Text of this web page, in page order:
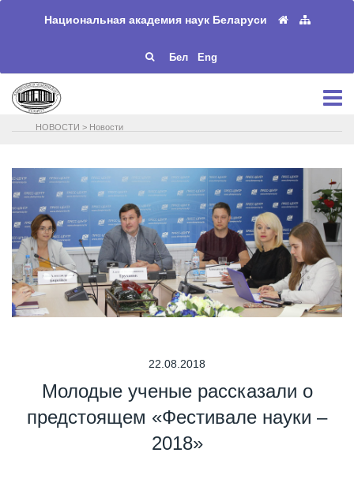
Национальная академия наук Беларуси
Бел Eng
НОВОСТИ > Новости
22.08.2018
Молодые ученые рассказали о
предстоящем «Фестивале науки –
2018»